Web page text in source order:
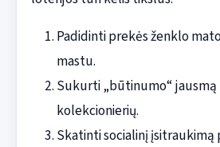
Padidinti prekės ženklo
mastu.
Sukurti „būtinumo“ jausmą
kolekcionierių.
Skatinti socialinį įsitraukimą